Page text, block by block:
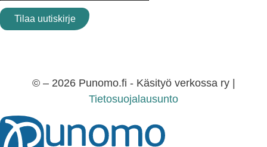
© – 2026 Punomo.fi - Käsityö verkossa ry |
Tietosuojalausunto